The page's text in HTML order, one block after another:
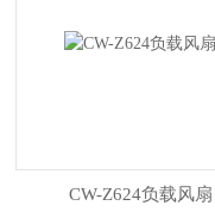
CW-Z624负载风扇